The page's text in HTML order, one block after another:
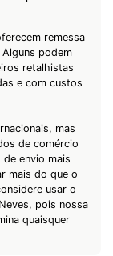
remessa
podem
retalhistas
e com custos
mas
de comércio
envio mais
mais do que o
usar o
pois nossa
quaisquer